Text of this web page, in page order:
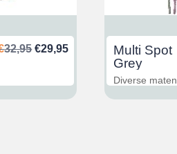
32,95 Ursprünglicher
€32,95
€29,95Aktueller
€29,95.
Multi Spot
Grey
Diverse maten